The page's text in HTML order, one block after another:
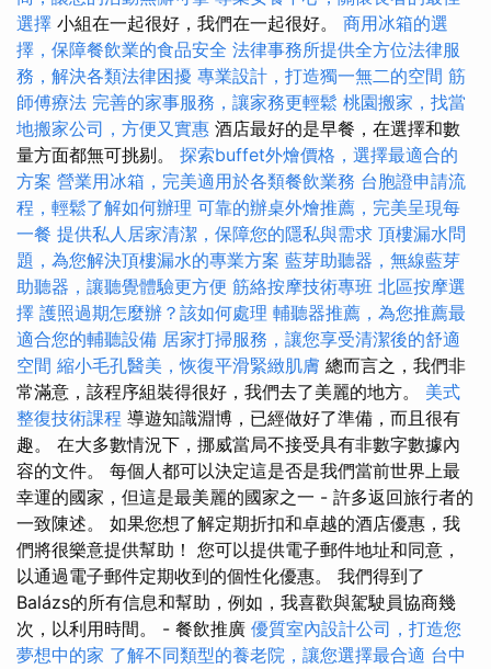
選擇 小組在一起很好，我們在一起很好。 商用冰箱的選
擇，保障餐飲業的食品安全 法律事務所提供全方位法律服
務，解決各類法律困擾 專業設計，打造獨一無二的空間 筋
師傅療法 完善的家事服務，讓家務更輕鬆 桃園搬家，找當
地搬家公司，方便又實惠 酒店最好的是早餐，在選擇和數
量方面都無可挑剔。 探索buffet外燴價格，選擇最適合的
方案 營業用冰箱，完美適用於各類餐飲業務 台胞證申請流
程，輕鬆了解如何辦理 可靠的辦桌外燴推薦，完美呈現每
一餐 提供私人居家清潔，保障您的隱私與需求 頂樓漏水問
題，為您解決頂樓漏水的專業方案 藍芽助聽器，無線藍芽
助聽器，讓聽覺體驗更方便 筋絡按摩技術專班 北區按摩選
擇 護照過期怎麼辦？該如何處理 輔聽器推薦，為您推薦最
適合您的輔聽設備 居家打掃服務，讓您享受清潔後的舒適
空間 縮小毛孔醫美，恢復平滑緊緻肌膚 總而言之，我們非
常滿意，該程序組裝得很好，我們去了美麗的地方。 美式
整復技術課程 導遊知識淵博，已經做好了準備，而且很有
趣。 在大多數情況下，挪威當局不接受具有非數字數據內
容的文件。 每個人都可以決定這是否是我們當前世界上最
幸運的國家，但這是最美麗的國家之一 - 許多返回旅行者的
一致陳述。 如果您想了解定期折扣和卓越的酒店優惠，我
們將很樂意提供幫助！ 您可以提供電子郵件地址和同意，
以通過電子郵件定期收到的個性化優惠。 我們得到了
Balázs的所有信息和幫助，例如，我喜歡與駕駛員協商幾
次，以利用時間。 - 餐飲推廣 優質室內設計公司，打造您
夢想中的家 了解不同類型的養老院，讓您選擇最合適 台中